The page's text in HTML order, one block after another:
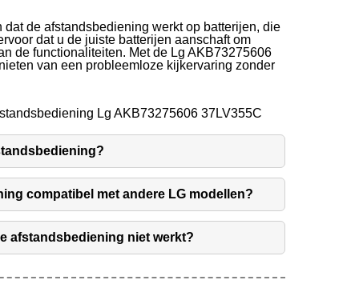
dat de afstandsbediening werkt op batterijen, die
dat u de juiste batterijen aanschaft om
de functionaliteiten. Met de Lg AKB73275606
van een probleemloze kijkervaring zonder
Lg AKB73275606 37LV355C
compatibel met andere LG modellen?
afstandsbediening niet werkt?